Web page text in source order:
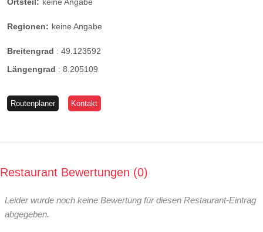
Regionen: keine Angabe
Breitengrad : 49.123592
Längengrad : 8.205109
Routenplaner Kontakt
Restaurant Bewertungen 0
Leider wurde noch keine Bewertung für diesen Restaurant-Eintrag
abgegeben.